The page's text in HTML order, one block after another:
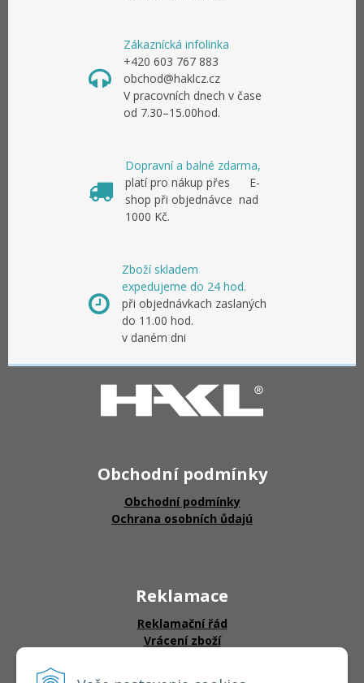
Zákaznícká infolinka
+420 603 767 883
obchod@haklcz.cz
V pracovních dnech v čase
od 7.30–15.00hod.
Dopravní a balné zdarma,
platí pro nákup přes E-
shop při objednávce nad
1000 Kč.
Zboží skladem
expedujeme do 24 hod.
při objednávkach zaslaných
do 11.00 hod.
v daném dni
Obchodní podmínky
Obchodní podmínky
Ochrana osobních ůdajú
Reklamace
Reklamační řád
Vrácení zboží